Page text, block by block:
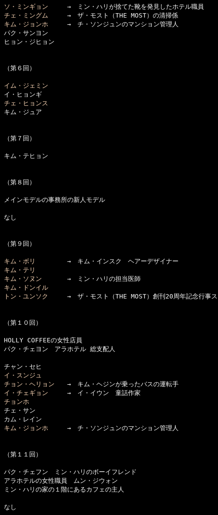
ソ・ミンギョン
チェ・ミングム
キム・ジョンホ →　チ・ソンジュンのマンション管理人
パク・サンヨン
ヒョン・ジヒョン
（第６回）
イム・ジェミン
チェ・ヒョンス
キム・ジュア
（第７回）
キム・テヒョン
（第８回）
メインモデルの事務所の新人モデル
なし
（第９回）
キム・ボリ
キム・テリ
キム・ソヌン
キム・ドンイル
トン・ユンソク
→　ザ・モスト（THE MOST）創刊20周年記念行事ス
（第１０回）
HOLLY COFFEEの女性店員
パク・チェヨン　アラホテル 総支配人
イ・スンジュ
チョン・ヘリョン
イ・チェギョン
チョンホ
チェ・サン
キム・ジョンホ →　チ・ソンジュンのマンション管理人
（第１１回）
パク・チェフン　ミン・ハリのボーイフレンド
アラホテルの女性職員　ムン・ジウォン
ミン・ハリの家の１階にあるカフェの主人
なし